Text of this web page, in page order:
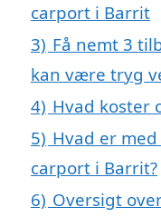
carport i Barrit
3) Få nemt 3
kan være tryg
4) Hvad koster
5) Hvad er
carport i Barrit?
6) Oversigt